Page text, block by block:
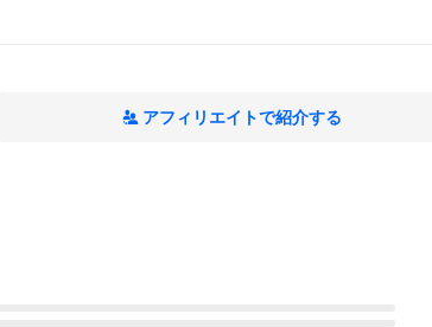
アフィリエイトで紹介する